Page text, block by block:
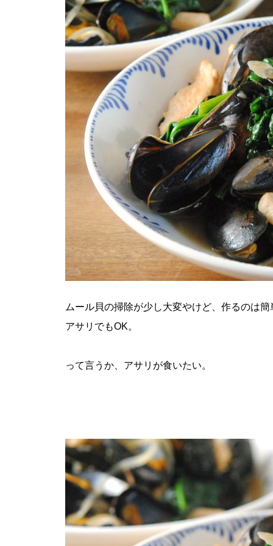
ムール貝の掃除が少し大変やけど、作るのは簡
アサリでもOK。
って言うか、アサリが食いたい。